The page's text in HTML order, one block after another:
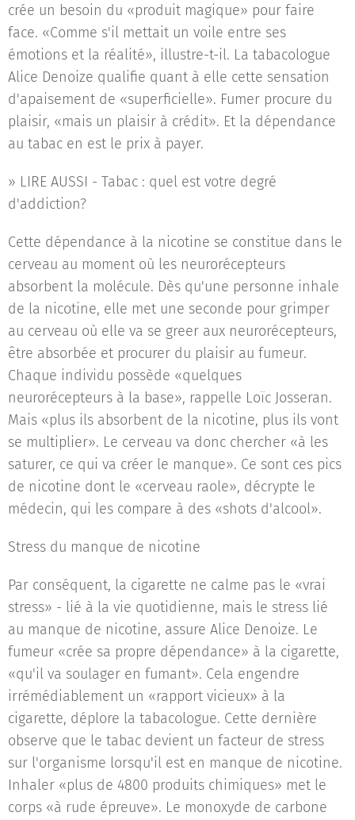
crée un besoin du «produit magique» pour faire
face. «Comme s'il mettait un voile entre ses
émotions et la réalité», illustre-t-il. La tabacologue
Alice Denoize qualifie quant à elle cette sensation
d'apaisement de «superficielle». Fumer procure du
plaisir, «mais un plaisir à crédit». Et la dépendance
au tabac en est le prix à payer.
» LIRE AUSSI - Tabac : quel est votre degré
d'addiction?
Cette dépendance à la nicotine se constitue dans le
cerveau au moment où les neurorécepteurs
absorbent la molécule. Dès qu'une personne inhale
de la nicotine, elle met une seconde pour grimper
au cerveau où elle va se greer aux neurorécepteurs,
être absorbée et procurer du plaisir au fumeur.
Chaque individu possède «quelques
neurorécepteurs à la base», rappelle Loïc Josseran.
Mais «plus ils absorbent de la nicotine, plus ils vont
se multiplier». Le cerveau va donc chercher «à les
saturer, ce qui va créer le manque». Ce sont ces pics
de nicotine dont le «cerveau raole», décrypte le
médecin, qui les compare à des «shots d'alcool».
Stress du manque de nicotine
Par conséquent, la cigarette ne calme pas le «vrai
stress» - lié à la vie quotidienne, mais le stress lié
au manque de nicotine, assure Alice Denoize. Le
fumeur «crée sa propre dépendance» à la cigarette,
«qu'il va soulager en fumant». Cela engendre
irrémédiablement un «rapport vicieux» à la
cigarette, déplore la tabacologue. Cette dernière
observe que le tabac devient un facteur de stress
sur l'organisme lorsqu'il est en manque de nicotine.
Inhaler «plus de 4800 produits chimiques» met le
corps «à rude épreuve». Le monoxyde de carbone